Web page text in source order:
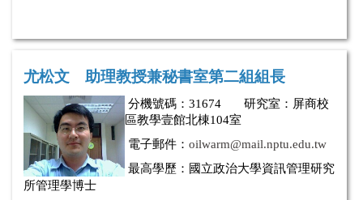
尤松文 助理教授兼秘書室第二組組長
分機號碼： 31674 研究室：屏商校
區教學壹館北棟104室
電子郵件 ： oilwarm@mail.nptu.edu.tw
最高學歷： 國立政治大學資訊管理研究
所管理學博士